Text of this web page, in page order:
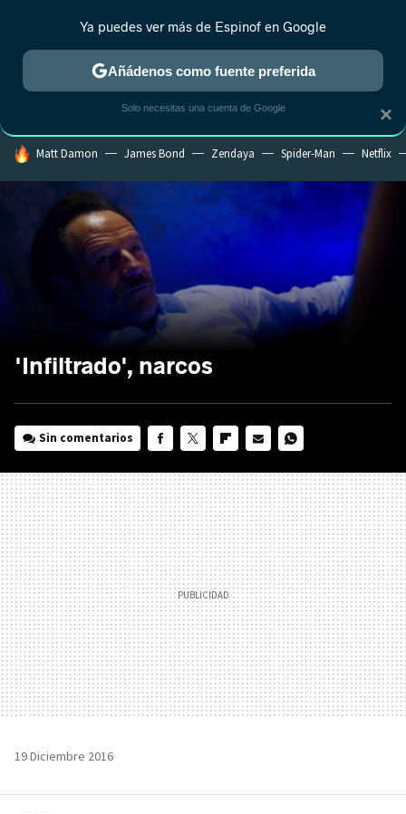
ESTRENOS REALITY ANIME RANKINGS CINE
HOY SE HABLA DE
Matt Damon James Bond Zendaya Spider-Man Netflix
'Infiltrado', narcos
Sin comentarios
MAIL
19 Diciembre 2016
×
Ya puedes ver más de Espinof en Google
Añádenos como fuente preferida
Solo necesitas una cuenta de Google